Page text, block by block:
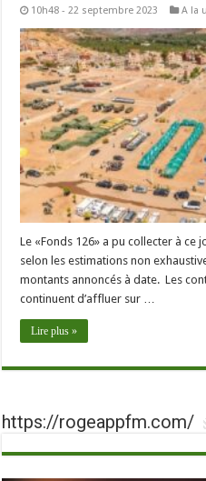
10h48 - 22 septembre 2023 A la
Le «Fonds 126» a pu collecter à ce
selon les estimations non
montants annoncés à date. Les
continuent d’affluer sur …
Lire plus »
https://rogeappfm.com/